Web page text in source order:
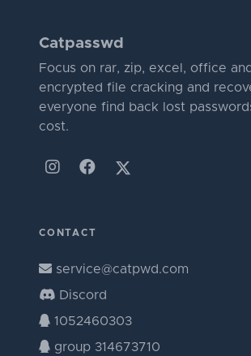
Catpasswd
Focus on rar, zip, excel, office
encrypted file cracking and
everyone find back lost
cost.
CONTACT
service@catpwd.com
Discord
1052460303
group 314673710